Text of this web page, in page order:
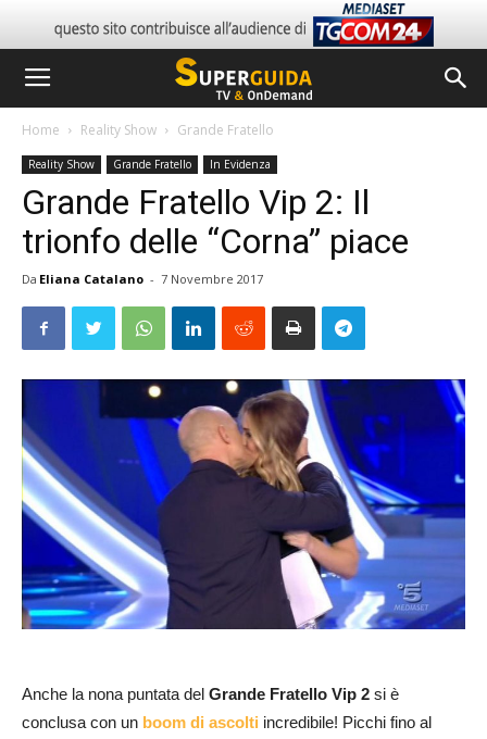
Home Reality Show Grande Fratello
Reality Show Grande Fratello In Evidenza
Grande Fratello Vip 2: Il
trionfo delle “Corna” piace
Da Eliana Catalano - 7 Novembre 2017
Anche la nona puntata del Grande Fratello Vip 2 si è
conclusa con un boom di ascolti incredibile! Picchi fino al